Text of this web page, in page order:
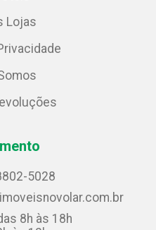
Lojas
5028
8h às 18h